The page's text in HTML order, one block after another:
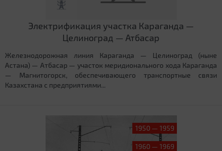
Электрификация участка Караганда —
Целиноград — Атбасар
Железнодорожная линия Караганда — Целиноград (ныне
Астана) — Атбасар — участок меридионального хода Караганда
— Магнитогорск, обеспечивающего транспортные связи
Казахстана с предприятиями...
1950 — 1959
1960 — 1969